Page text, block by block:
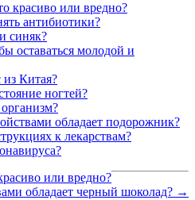
красиво или вредно?
антибиотики?
синяк?
оставаться молодой и
из Китая?
ногтей?
обладает подорожник?
к лекарствам?
или вредно?
обладает черный шоколад? →